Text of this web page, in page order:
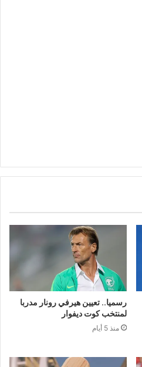
رسميا.. تعيين هيرفي رونار مدربا
لمنتخب كوت ديفوار
منذ 5 أيام